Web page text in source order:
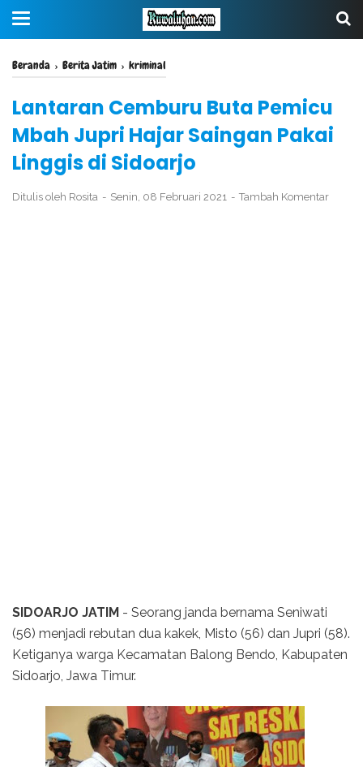
Beranda › Berita Jatim › kriminal
Lantaran Cemburu Buta Pemicu
Mbah Jupri Hajar Saingan Pakai
Linggis di Sidoarjo
Ditulis oleh Rosita Senin, 08 Februari 2021 Tambah Komentar
SIDOARJO JATIM - Seorang janda bernama Seniwati
(56) menjadi rebutan dua kakek, Misto (56) dan Jupri (58).
Ketiganya warga Kecamatan Balong Bendo, Kabupaten
Sidoarjo, Jawa Timur.